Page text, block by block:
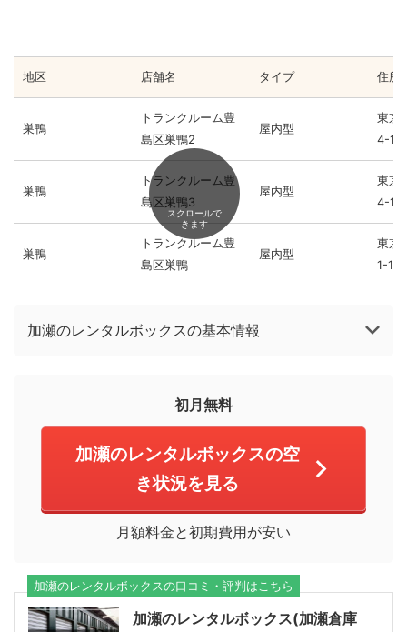
地区 店舗名 タイプ 住所
巣鴨
トランクルーム豊
島区巣鴨2
屋内型
東京
4-
巣鴨
トランクルーム豊
島区巣鴨3
屋内型
東京
4-
巣鴨
トランクルーム豊
島区巣鴨
屋内型
東京
1-11-
スクロールで
きます
加瀬のレンタルボックスの基本情報
初月無料
加瀬のレンタルボックスの空
き状況を見る
月額料金と初期費用が安い
加瀬のレンタルボックス(加瀬倉庫
加瀬のレンタルボックスの口コミ・評判はこちら